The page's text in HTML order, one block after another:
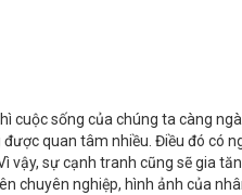
cuộc sống của chúng ta càng
quan tâm nhiều. Điều đó có
vậy, sự cạnh tranh cũng sẽ gia
chuyên nghiệp, hình ảnh của